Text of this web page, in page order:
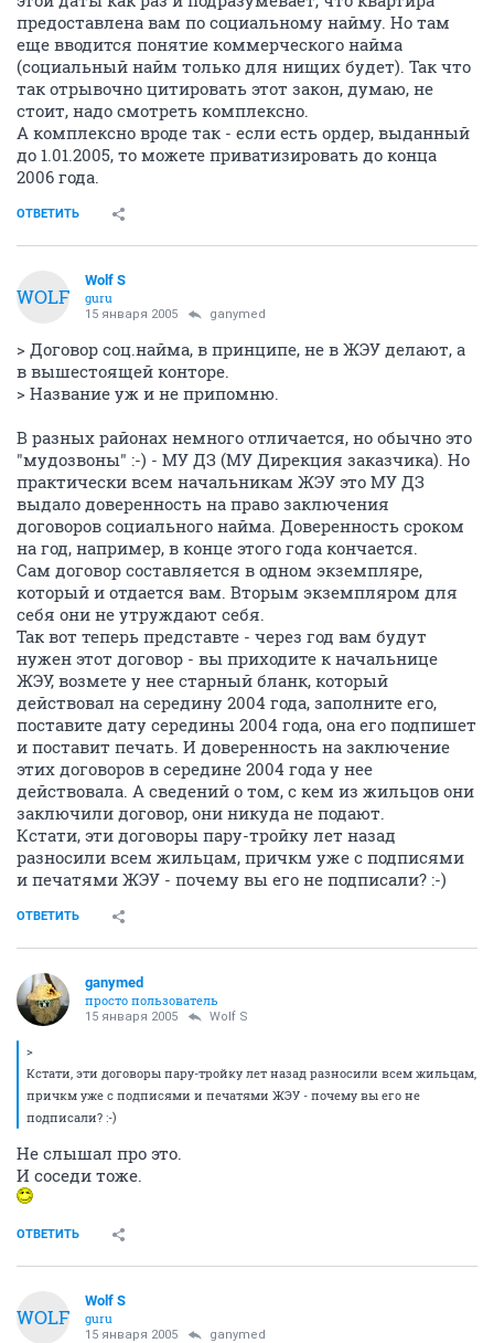
предоставлена вам по социальному найму. Но там
еще вводится понятие коммерческого найма
(социальный найм только для нищих будет). Так что
так отрывочно цитировать этот закон, думаю, не
стоит, надо смотреть комплексно.
А комплексно вроде так - если есть ордер, выданный
до 1.01.2005, то можете приватизировать до конца
2006 года.
ОТВЕТИТЬ
WOLF
Wolf S
guru
15 января 2005 ganymed
> Договор соц.найма, в принципе, не в ЖЭУ делают, а
в вышестоящей конторе.
> Название уж и не припомню.
В разных районах немного отличается, но обычно это
"мудозвоны" :-) - МУ ДЗ (МУ Дирекция заказчика). Но
практически всем начальникам ЖЭУ это МУ ДЗ
выдало доверенность на право заключения
договоров социального найма. Доверенность сроком
на год, например, в конце этого года кончается.
Сам договор составляется в одном экземпляре,
который и отдается вам. Вторым экземпляром для
себя они не утруждают себя.
Так вот теперь представте - через год вам будут
нужен этот договор - вы приходите к начальнице
ЖЭУ, возмете у нее старный бланк, который
действовал на середину 2004 года, заполните его,
поставите дату середины 2004 года, она его подпишет
и поставит печать. И доверенность на заключение
этих договоров в середине 2004 года у нее
действовала. А сведений о том, с кем из жильцов они
заключили договор, они никуда не подают.
Кстати, эти договоры пару-тройку лет назад
разносили всем жильцам, причкм уже с подписями
и печатями ЖЭУ - почему вы его не подписали? :-)
ОТВЕТИТЬ
ganymed
просто пользователь
15 января 2005 Wolf S
>
Кстати, эти договоры пару-тройку лет назад разносили всем жильцам,
причкм уже с подписями и печатями ЖЭУ - почему вы его не
подписали? :-)
Не слышал про это.
И соседи тоже.
ОТВЕТИТЬ
WOLF
Wolf S
guru
15 января 2005 ganymed